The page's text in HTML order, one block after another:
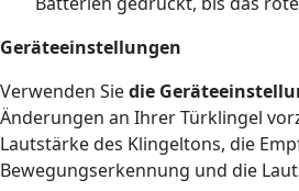
Geräteeinstellungen
Verwenden Siedie
Änderungen an Ihrer Türklingel
Lautstärke des Klingeltons, die
Bewegungserkennung und die